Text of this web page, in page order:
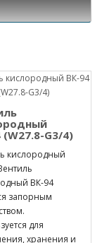
(W27.8-G3/4)
кислородный
ВК-94
запорным
для
хранения и